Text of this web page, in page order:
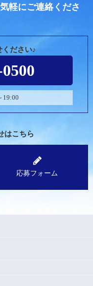
軽にご連絡くださ
ださい♪
19:00
はこちら
応募フォーム